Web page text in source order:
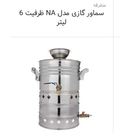
متفرقه
سماور گازی مدل NA ظرفیت 6
لیتر